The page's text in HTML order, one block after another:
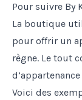
Pour suivre By
La boutique
pour offrir un
règne. Le tout
Voici des